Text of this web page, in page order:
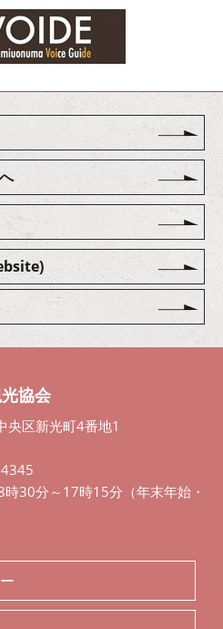
協会
央区新光町4番地1
30分～17時15分（年末年始・